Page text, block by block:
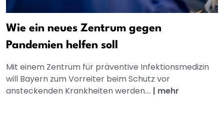
Wie ein neues Zentrum gegen
Pandemien helfen soll
Mit einem Zentrum für präventive Infektionsmedizin
will Bayern zum Vorreiter beim Schutz vor
ansteckenden Krankheiten werden.... | mehr